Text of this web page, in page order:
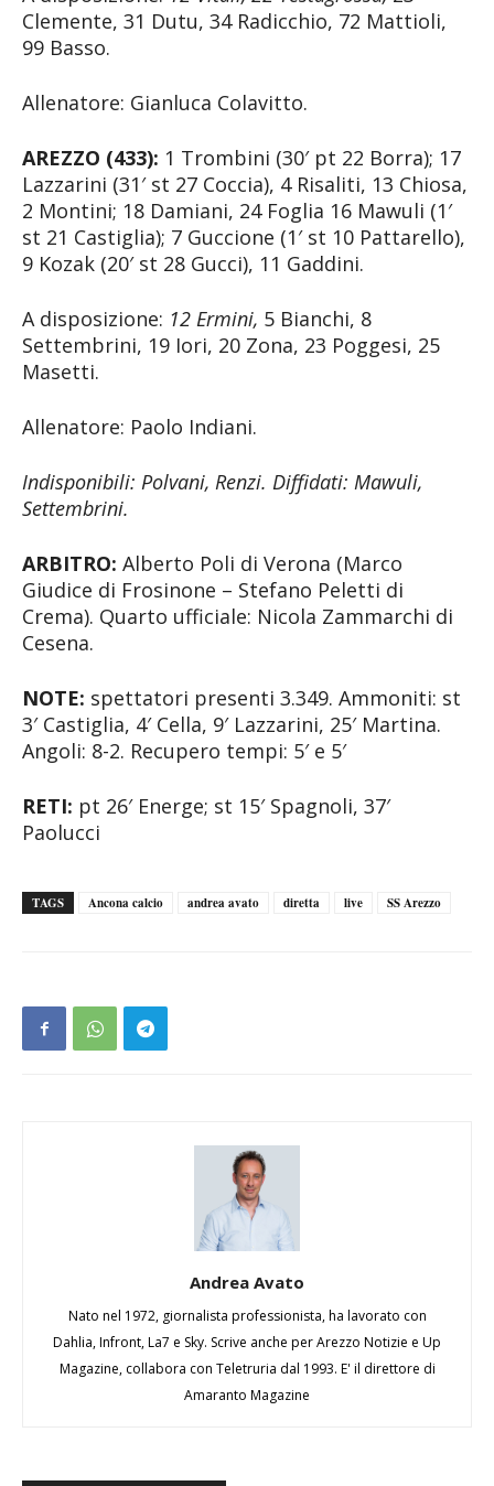
Clemente, 31 Dutu, 34 Radicchio, 72 Mattioli,
99 Basso.
Allenatore: Gianluca Colavitto.
AREZZO (433): 1 Trombini (30′ pt 22 Borra); 17
Lazzarini (31′ st 27 Coccia), 4 Risaliti, 13 Chiosa,
2 Montini; 18 Damiani, 24 Foglia 16 Mawuli (1′
st 21 Castiglia); 7 Guccione (1′ st 10 Pattarello),
9 Kozak (20′ st 28 Gucci), 11 Gaddini.
A disposizione: 12 Ermini, 5 Bianchi, 8
Settembrini, 19 Iori, 20 Zona, 23 Poggesi, 25
Masetti.
Allenatore: Paolo Indiani.
Indisponibili: Polvani, Renzi. Diffidati: Mawuli,
Settembrini.
ARBITRO: Alberto Poli di Verona (Marco
Giudice di Frosinone – Stefano Peletti di
Crema). Quarto ufficiale: Nicola Zammarchi di
Cesena.
NOTE: spettatori presenti 3.349. Ammoniti: st
3′ Castiglia, 4′ Cella, 9′ Lazzarini, 25′ Martina.
Angoli: 8-2. Recupero tempi: 5′ e 5′
RETI: pt 26′ Energe; st 15′ Spagnoli, 37′
Paolucci
TAGS Ancona calcio andrea avato diretta live SS Arezzo
Andrea Avato
Nato nel 1972, giornalista professionista, ha lavorato con
Dahlia, Infront, La7 e Sky. Scrive anche per Arezzo Notizie e Up
Magazine, collabora con Teletruria dal 1993. E' il direttore di
Amaranto Magazine